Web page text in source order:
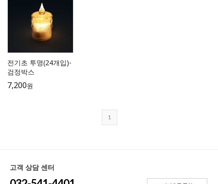
전기초 투명(24개입)-
검정박스
7,200원
1
고객 상담 센터